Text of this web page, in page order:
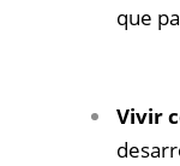
que
Vivir